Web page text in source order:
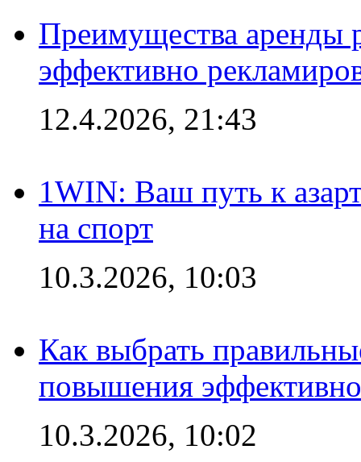
Преимущества аренды
эффективно
12.4.2026, 21:43
1WIN: Ваш путь к
на спорт
10.3.2026, 10:03
Как выбрать
повышения
10.3.2026, 10:02